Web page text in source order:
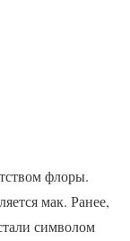
флоры.
мак. Ранее,
символом